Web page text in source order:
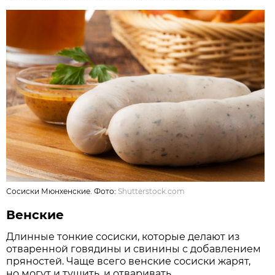
Сосиски Мюнхенские. Фото:Shutterstock.com
Венские
Длинные тонкие сосиски, которые делают из
отваренной говядины и свинины с добавлением
пряностей. Чаще всего венские сосиски жарят,